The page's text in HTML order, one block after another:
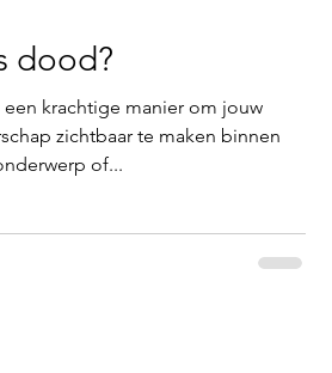
dood?
krachtige manier om jouw
zichtbaar te maken binnen
of...